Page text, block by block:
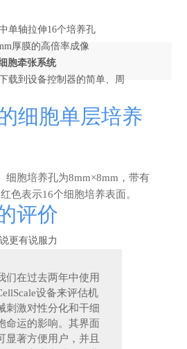
单轴拉伸16个培养孔
厚膜的高倍率成像
胞牵张系统
载到设备控制器的简单、周
细胞单层培养
细胞培养孔为8mm×8mm，带有
色表示16个细胞培养表面。
评价
更有说服力
们在过去两年中使用
设备来评估机
刺激对性分化和干细
命运的影响。其界面
显著方便用户，并且